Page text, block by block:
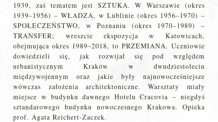
1939, zaś tematem jest SZTUKA. W Warszawie (okres
1939–1956) – WŁADZA, w Lublinie (okres 1956–1970) –
SPOŁECZEŃSTWO, w Poznaniu (okres 1970–1989) –
TRANSFER; wreszcie ekspozycja w Katowicach,
obejmująca okres 1989–2018, to PRZEMIANA. Uczniowie
dowiedzieli się, jak rozwijał się pod względem
urbanistycznym Kraków w dwudziestoleciu
międzywojennym oraz jakie były najnowocześniejsze
wówczas założenia architektoniczne. Warsztaty miały
miejsce w budynku dawnego Hotelu Cracovia – niegdyś
sztandarowego budynku nowoczesnego Krakowa. Opieka
prof. Agata Reichert-Zaczek.